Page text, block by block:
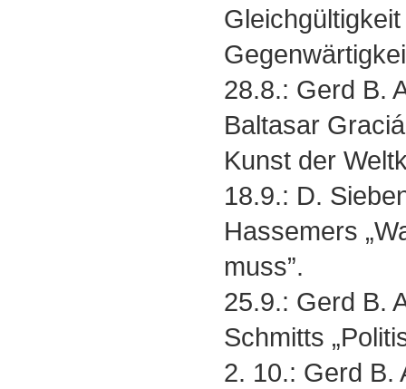
28.8.: Gerd B.
Baltasar
Kunst der
18.9.: D.
Hassemers
muss”.
25.9.: Gerd B.
Schmitts
2. 10.: Gerd B.